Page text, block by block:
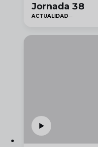
Jornada 38
ACTUALIDAD